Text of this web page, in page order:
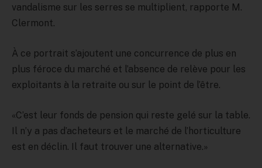
vandalisme sur les serres se multiplient, rapporte M.
Clermont.
À ce portrait s’ajoutent une concurrence de plus en
plus féroce du marché et l’absence de relève pour les
exploitants à la retraite ou sur le point de l’être.
«C’est leur fonds de pension qui reste gelé sur la table.
Il n’y a pas d’acheteurs et le marché de l’horticulture
est en déclin. Il faut trouver une alternative.»